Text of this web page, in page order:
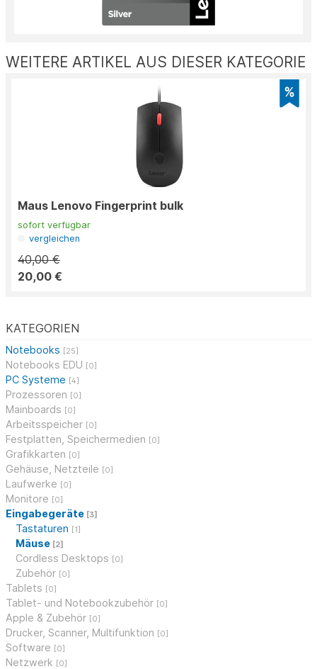
KATEGORIEN
Notebooks [25]
Notebooks EDU [0]
PC Systeme [4]
Prozessoren [0]
Mainboards [0]
Arbeitsspeicher [0]
Festplatten, Speichermedien [0]
Grafikkarten [0]
Gehäuse, Netzteile [0]
Laufwerke [0]
Monitore [0]
Eingabegeräte [3]
Tastaturen [1]
Mäuse [2]
Cordless Desktops [0]
Zubehör [0]
Tablets [0]
Tablet- und Notebookzubehör [0]
Apple & Zubehör [0]
Drucker, Scanner, Multifunktion [0]
Software [0]
Netzwerk [0]
WEITERE ARTIKEL AUS DIESER KATEGORIE
Maus Lenovo Fingerprint bulk
sofort verfügbar
vergleichen
40,00 €
20,00 €